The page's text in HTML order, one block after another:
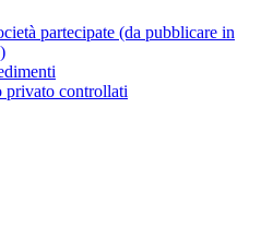
partecipate (da pubblicare in
controllati